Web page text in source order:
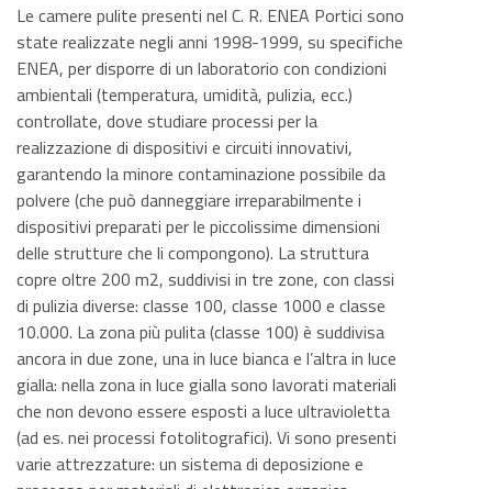
Le camere pulite presenti nel C. R. ENEA Portici sono
state realizzate negli anni 1998-1999, su specifiche
ENEA, per disporre di un laboratorio con condizioni
ambientali (temperatura, umidità, pulizia, ecc.)
controllate, dove studiare processi per la
realizzazione di dispositivi e circuiti innovativi,
garantendo la minore contaminazione possibile da
polvere (che può danneggiare irreparabilmente i
dispositivi preparati per le piccolissime dimensioni
delle strutture che li compongono). La struttura
copre oltre 200 m2, suddivisi in tre zone, con classi
di pulizia diverse: classe 100, classe 1000 e classe
10.000. La zona più pulita (classe 100) è suddivisa
ancora in due zone, una in luce bianca e l’altra in luce
gialla: nella zona in luce gialla sono lavorati materiali
che non devono essere esposti a luce ultravioletta
(ad es. nei processi fotolitografici). Vi sono presenti
varie attrezzature: un sistema di deposizione e